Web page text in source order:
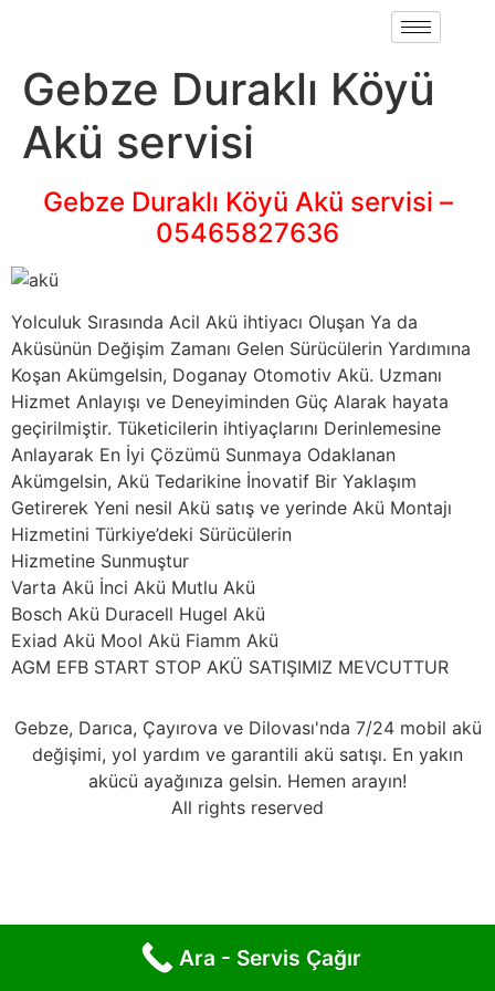
Gebze Duraklı Köyü
Akü servisi
Gebze Duraklı Köyü Akü servisi –
05465827636
Yolculuk Sırasında Acil Akü ihtiyacı Oluşan Ya da
Aküsünün Değişim Zamanı Gelen Sürücülerin Yardımına
Koşan Akümgelsin, Doganay Otomotiv Akü. Uzmanı
Hizmet Anlayışı ve Deneyiminden Güç Alarak hayata
geçirilmiştir. Tüketicilerin ihtiyaçlarını Derinlemesine
Anlayarak En İyi Çözümü Sunmaya Odaklanan
Akümgelsin, Akü Tedarikine İnovatif Bir Yaklaşım
Getirerek Yeni nesil Akü satış ve yerinde Akü Montajı
Hizmetini Türkiye’deki Sürücülerin
Hizmetine Sunmuştur
Varta Akü İnci Akü Mutlu Akü
Bosch Akü Duracell Hugel Akü
Exiad Akü Mool Akü Fiamm Akü
AGM EFB START STOP AKÜ SATIŞIMIZ MEVCUTTUR
Gebze, Darıca, Çayırova ve Dilovası'nda 7/24 mobil akü
değişimi, yol yardım ve garantili akü satışı. En yakın
akücü ayağınıza gelsin. Hemen arayın!
All rights reserved
Ara - Servis Çağır